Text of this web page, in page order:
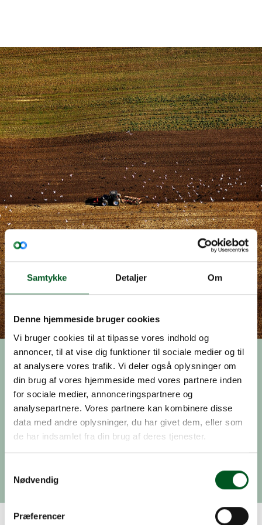
Samtykke Detaljer Om
Denne hjemmeside bruger cookies
Vi bruger cookies til at tilpasse vores indhold og
annoncer, til at vise dig funktioner til sociale medier og til
at analysere vores trafik. Vi deler også oplysninger om
din brug af vores hjemmeside med vores partnere inden
for sociale medier, annonceringspartnere og
analysepartnere. Vores partnere kan kombinere disse
data med andre oplysninger, du har givet dem, eller som
de har indsamlet fra din brug af deres tjenester.
Nødvendig
Præferencer
Nyhed, 01.januar 2018
Invitation til møde om
udsætningsforliget og
biotopplaner
om udsætningsforliget og de nye biotopplanregler.